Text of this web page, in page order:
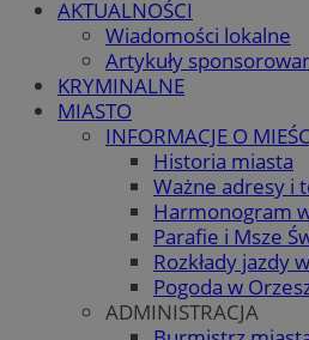
AKTUALNOŚCI
Wiadomości lokalne
Artykuły
KRYMINALNE
MIASTO
INFORMACJE O
Historia miasta
Ważne adresy i
Harmonogram
Parafie i Msze
Rozkłady jazdy
Pogoda w
ADMINISTRACJA